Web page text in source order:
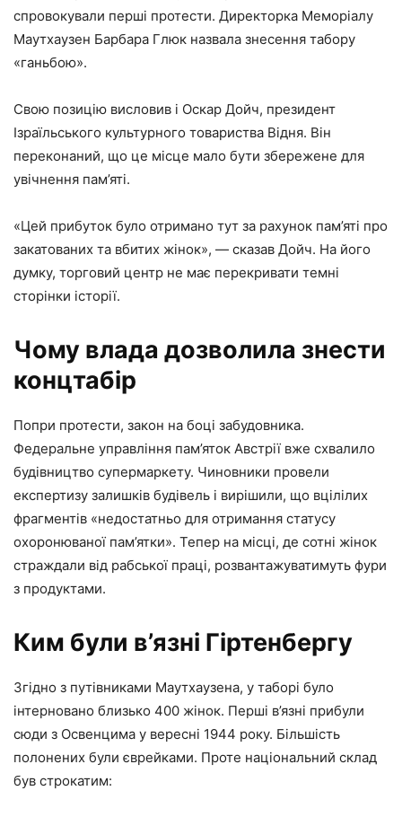
спровокували перші протести. Директорка Меморіалу
Маутхаузен Барбара Глюк назвала знесення табору
«ганьбою».
Свою позицію висловив і Оскар Дойч, президент
Ізраїльського культурного товариства Відня. Він
переконаний, що це місце мало бути збережене для
увічнення пам’яті.
«Цей прибуток було отримано тут за рахунок пам’яті про
закатованих та вбитих жінок», — сказав Дойч. На його
думку, торговий центр не має перекривати темні
сторінки історії.
Чому влада дозволила знести
концтабір
Попри протести, закон на боці забудовника.
Федеральне управління пам’яток Австрії вже схвалило
будівництво супермаркету. Чиновники провели
експертизу залишків будівель і вирішили, що вцілілих
фрагментів «недостатньо для отримання статусу
охоронюваної пам’ятки». Тепер на місці, де сотні жінок
страждали від рабської праці, розвантажуватимуть фури
з продуктами.
Ким були в’язні Гіртенбергу
Згідно з путівниками Маутхаузена, у таборі було
інтерновано близько 400 жінок. Перші в’язні прибули
сюди з Освенцима у вересні 1944 року. Більшість
полонених були єврейками. Проте національний склад
був строкатим: